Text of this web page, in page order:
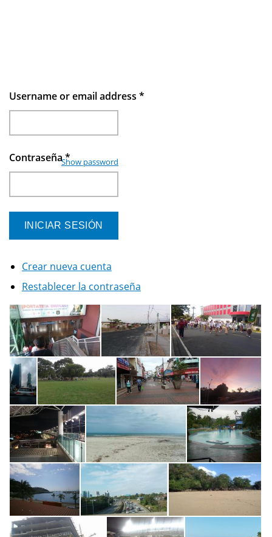
Username or email address *
Contraseña*
Show password
Crear nueva cuenta
Restablecer la contraseña